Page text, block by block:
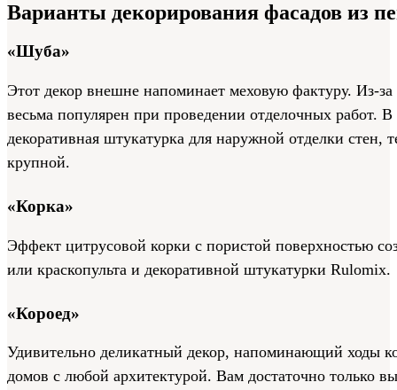
Варианты декорирования фасадов из
«Шуба»
Этот декор внешне напоминает меховую фактуру. Из-
весьма популярен при проведении отделочных работ.
декоративная штукатурка для наружной отделки
крупной.
«Корка»
Эффект цитрусовой корки с пористой поверхностью
или краскопульта и декоративной штукатурки Rulomix.
«Короед»
Удивительно деликатный декор, напоминающий ходы
домов с любой архитектурой. Вам достаточно только